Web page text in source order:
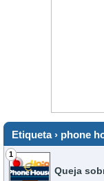
Etiqueta › phone
1
Queja